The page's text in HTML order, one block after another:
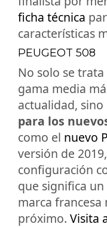
ficha técnica
características
PEUGEOT 508
No solo se
gama media
actualidad,
para los
como el nuevo
versión de
configuración
que significa
marca
próximo. Visita